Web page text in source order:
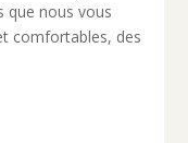
que nous vous
comfortables, des